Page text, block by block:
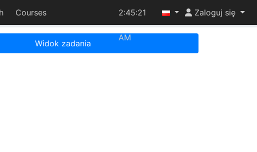
Courses 2:45:21
AM
Zaloguj się
Widok zadania